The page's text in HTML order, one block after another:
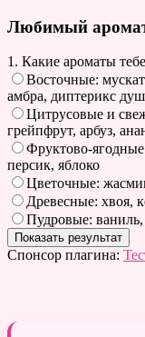
Любимый
1. Какие ароматы
Восточные:
амбра, диптерикс
Цитрусовые и
грейпфрут, арбуз,
Фруктово-
персик, яблоко
Цветочные:
Древесные: хвоя,
Пудровые: ваниль,
Спонсор плагина: